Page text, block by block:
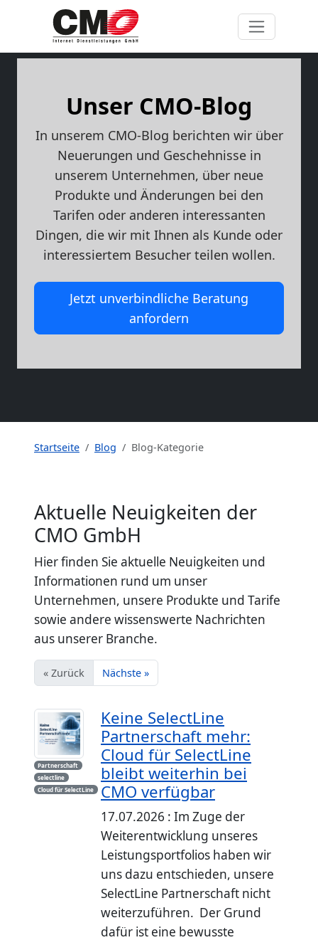
Unser CMO-Blog
In unserem CMO-Blog berichten wir über
Neuerungen und Geschehnisse in
unserem Unternehmen, über neue
Produkte und Änderungen bei den
Tarifen oder anderen interessanten
Dingen, die wir mit Ihnen als Kunde oder
interessiertem Besucher teilen wollen.
Jetzt unverbindliche Beratung
anfordern
Startseite Blog Blog-Kategorie
Aktuelle Neuigkeiten der
CMO GmbH
Hier finden Sie aktuelle Neuigkeiten und
Informationen rund um unser
Unternehmen, unsere Produkte und Tarife
sowie andere wissenswerte Nachrichten
aus unserer Branche.
« Zurück Nächste »
Partnerschaft
selectline
Cloud für SelectLine
Keine SelectLine
Partnerschaft mehr:
Cloud für SelectLine
bleibt weiterhin bei
CMO verfügbar
17.07.2026 : Im Zuge der
Weiterentwicklung unseres
Leistungsportfolios haben wir
uns dazu entschieden, unsere
SelectLine Partnerschaft nicht
weiterzuführen. Der Grund
dafür ist eine bewusste